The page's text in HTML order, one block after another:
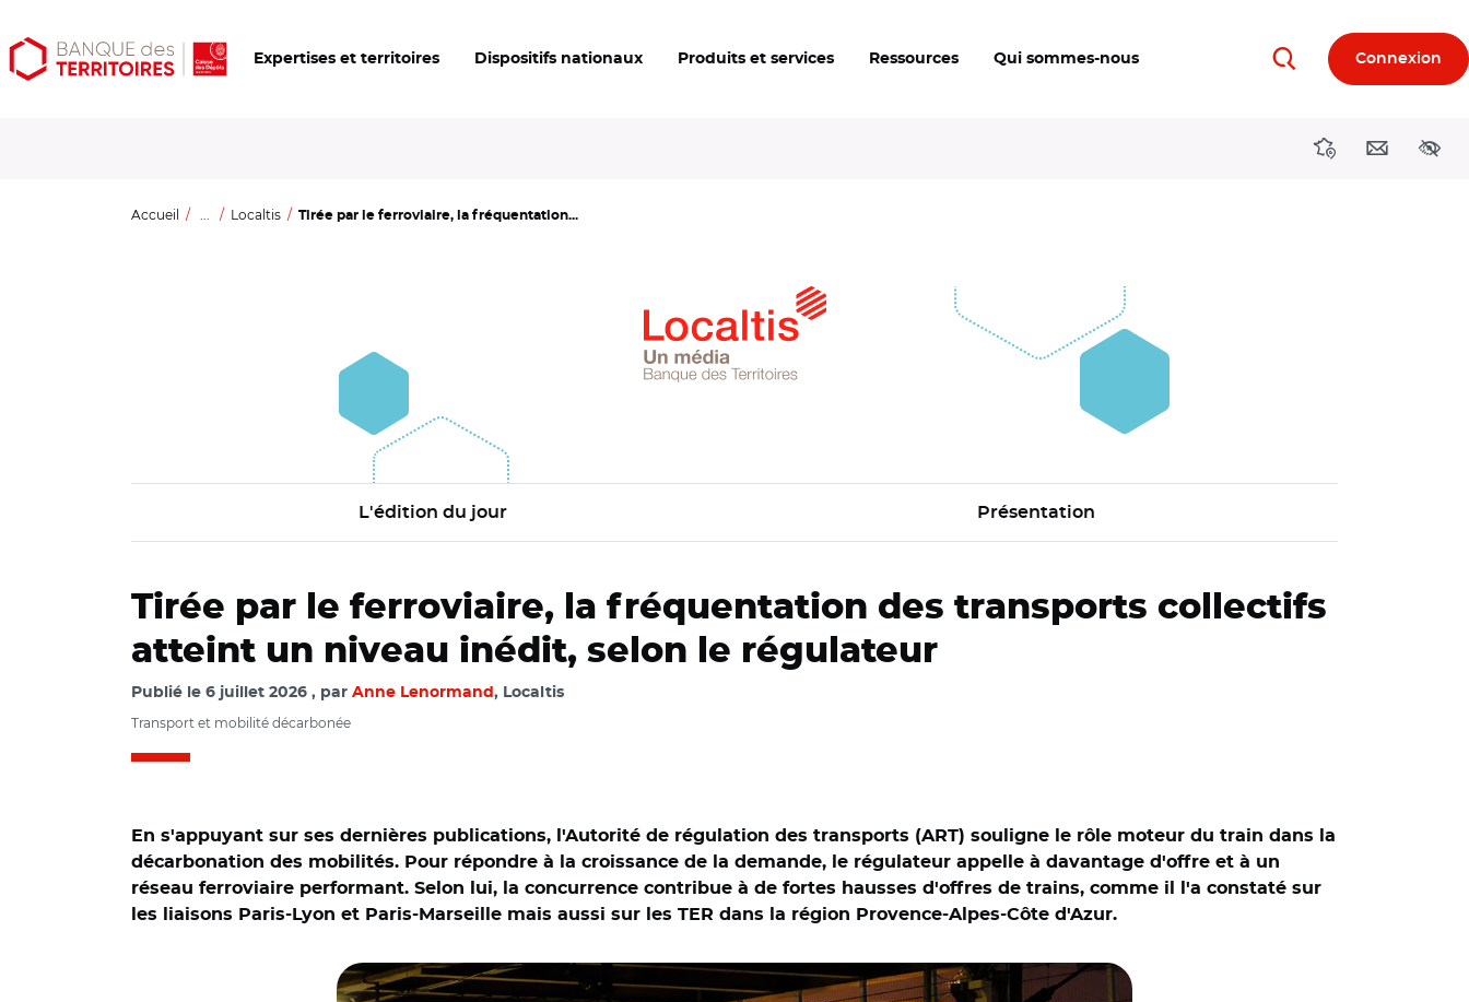
Aller
au
Aller
au
Ouvrir
les
Expertises et territoires Dispositifs nationaux Produits et services Ressources Qui sommes-nous RechercherConnexion
DirectionsContact
Accueil ... Localtis Tirée par le ferroviaire, la fréquentation...
L'édition du jour Présentation
Tirée par le ferroviaire, la fréquentation des transports collectifs
atteint un niveau inédit, selon le régulateur
Publié le 6 juillet 2026 par Anne Lenormand , Localtis
Transport et mobilité décarbonée
En s'appuyant sur ses dernières publications, l'Autorité de régulation des transports (ART) souligne le rôle moteur du train dans la
décarbonation des mobilités. Pour répondre à la croissance de la demande, le régulateur appelle à davantage d'offre et à un
réseau ferroviaire performant. Selon lui, la concurrence contribue à de fortes hausses d'offres de trains, comme il l'a constaté sur
les liaisons Paris-Lyon et Paris-Marseille mais aussi sur les TER dans la région Provence-Alpes-Côte d'Azur.